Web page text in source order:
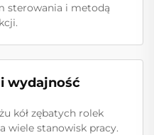
sterowania i metodą
wydajność
kół zębatych rolek
wiele stanowisk pracy.